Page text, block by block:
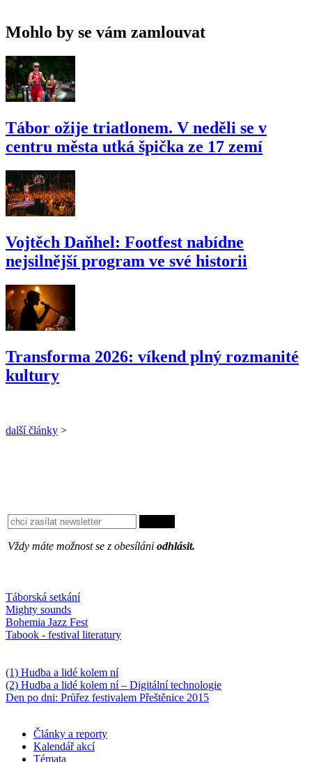
Mohlo by se vám zamlouvat
Tábor ožije triatlonem. V neděli se v
centru města utká špička ze 17 zemí
Vojtěch Daňhel: Footfest nabídne
nejsilnější program ve své historii
Transforma 2026: víkend plný rozmanité
kultury
další články >
Vždy máte možnost se z obesíláni odhlásit.
Táborská setkání
Mighty sounds
Bohemia Jazz Fest
Tabook - festival literatury
(1) Hudba a lidé kolem ní
(2) Hudba a lidé kolem ní – Digitální technologie
Den po dni: Průřez festivalem Přeštěnice 2015
Články a reporty
Kalendář akcí
Témata